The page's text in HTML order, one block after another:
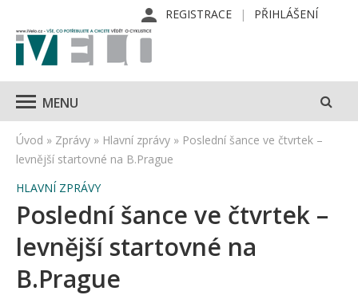
REGISTRACE PŘIHLÁŠENÍ
MENU
Úvod » Zprávy » Hlavní zprávy » Poslední šance ve čtvrtek –
levnější startovné na B.Prague
HLAVNÍ ZPRÁVY
Poslední šance ve čtvrtek –
levnější startovné na
B.Prague